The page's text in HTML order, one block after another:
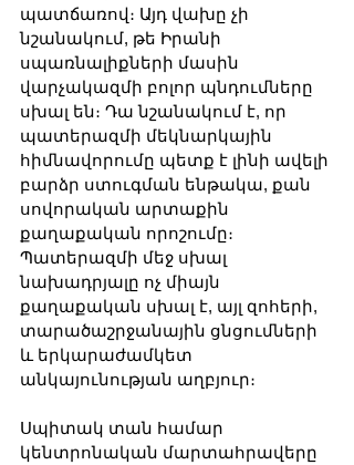
պատճառով։ Այդ վախը չի
նշանակում, թե Իրանի
սպառնալիքների մասին
վարչակազմի բոլոր պնդումները
սխալ են։ Դա նշանակում է, որ
պատերազմի մեկնարկային
հիմնավորումը պետք է լինի ավելի
բարձր ստուգման ենթակա, քան
սովորական արտաքին
քաղաքական որոշումը։
Պատերազմի մեջ սխալ
նախադրյալը ոչ միայն
քաղաքական սխալ է, այլ զոհերի,
տարածաշրջանային ցնցումների
և երկարաժամկետ
անկայունության աղբյուր։
Սպիտակ տան համար
կենտրոնական մարտահրավերը